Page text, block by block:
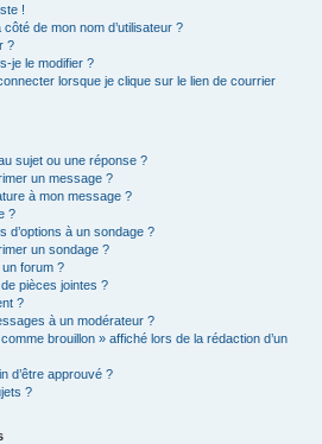
!
de mon nom d’utilisateur ?
?
je le modifier ?
lorsque je clique sur le lien de courrier
sujet ou une réponse ?
un message ?
à mon message ?
?
d’options à un sondage ?
un sondage ?
forum ?
pièces jointes ?
?
à un modérateur ?
brouillon » affiché lors de la rédaction d’un
d’être approuvé ?
?